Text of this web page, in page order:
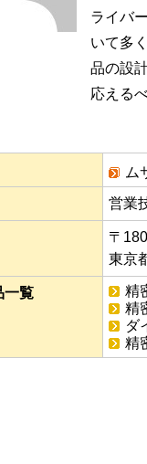
ライバ
いて多
品の設
応える
ム
営業
〒
東京
一覧
精
精
ダ
精